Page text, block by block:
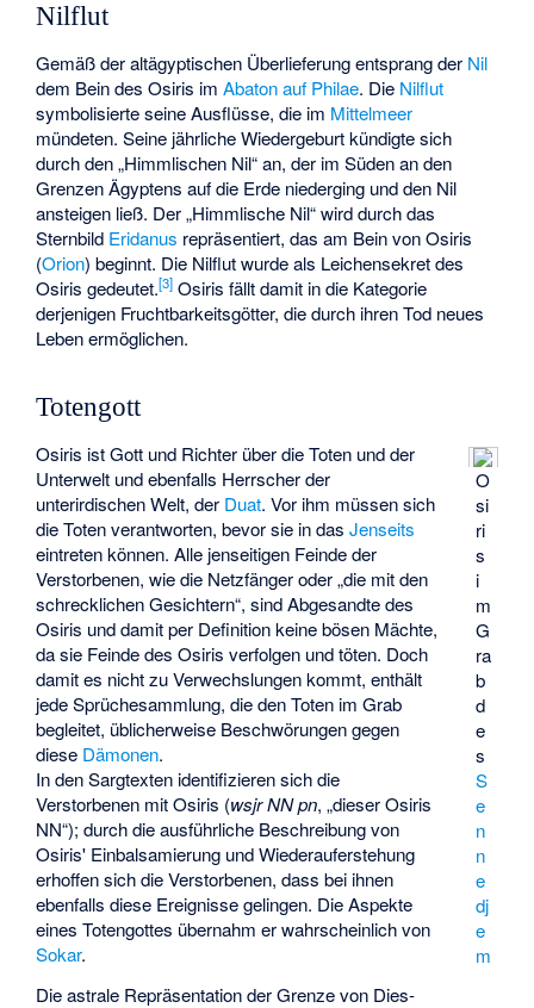
Nilflut
Gemäß der altägyptischen Überlieferung entsprang der Nil
dem Bein des Osiris imAbaton auf Philae. Die Nilflut
symbolisierte seine Ausflüsse, die im Mittelmeer
mündeten. Seine jährliche Wiedergeburt kündigte sich
durch den „Himmlischen Nil“ an, der im Süden an den
Grenzen Ägyptens auf die Erde niederging und den Nil
ansteigen ließ. Der „Himmlische Nil“ wird durch das
Sternbild Eridanus repräsentiert, das am Bein von Osiris
(Orion) beginnt. Die Nilflut wurde als Leichensekret des
Osiris gedeutet.[3] Osiris fällt damit in die Kategorie
derjenigen Fruchtbarkeitsgötter, die durch ihren Tod neues
Leben ermöglichen.
Totengott
O
si
ri
s
i
m
G
ra
b
d
e
s
S
e
n
n
e
dj
e
m
Osiris ist Gott und Richter über die Toten und der
Unterwelt und ebenfalls Herrscher der
unterirdischen Welt, der Duat. Vor ihm müssen sich
die Toten verantworten, bevor sie in dasJenseits
eintreten können. Alle jenseitigen Feinde der
Verstorbenen, wie die Netzfänger oder „die mit den
schrecklichen Gesichtern“, sind Abgesandte des
Osiris und damit per Definition keine bösen Mächte,
da sie Feinde des Osiris verfolgen und töten. Doch
damit es nicht zu Verwechslungen kommt, enthält
jede Sprüchesammlung, die den Toten im Grab
begleitet, üblicherweise Beschwörungen gegen
diese Dämonen.
In den Sargtexten identifizieren sich die
Verstorbenen mit Osiris (wsjr NN pn, „dieser Osiris
NN“); durch die ausführliche Beschreibung von
Osiris' Einbalsamierung und Wiederauferstehung
erhoffen sich die Verstorbenen, dass bei ihnen
ebenfalls diese Ereignisse gelingen. Die Aspekte
eines Totengottes übernahm er wahrscheinlich von
Sokar.
Die astrale Repräsentation der Grenze von Dies-